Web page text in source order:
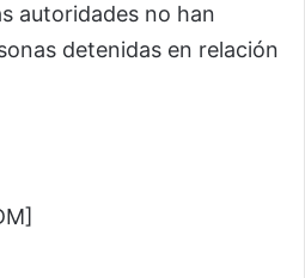
autoridades no han
detenidas en relación